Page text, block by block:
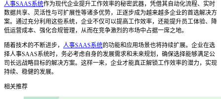
人事SAAS系统作为现代企业提升工作效率的秘密武器，凭借其自动化流程、实时
数据共享、灵活性与可扩展性等诸多优势，正逐步成为越来越多企业的首选解决方
案。通过充分利用这些系统，企业不仅可以提高工作效率，还能提升员工体验、降
低运营成本、强化合规管理，从而在竞争激烈的市场中占据一席之地。
随着技术的不断进步， 人事SAAS系统的功能和应用场景也将持续扩展。企业在选
择人事SAAS系统时，务必考虑自身的发展需求和未来规划，确保选择能够满足公
司长远战略目标的解决方案。这样一来，企业才能真正解锁工作效率的潜力，实现
持续、稳健的发展。
相关推荐